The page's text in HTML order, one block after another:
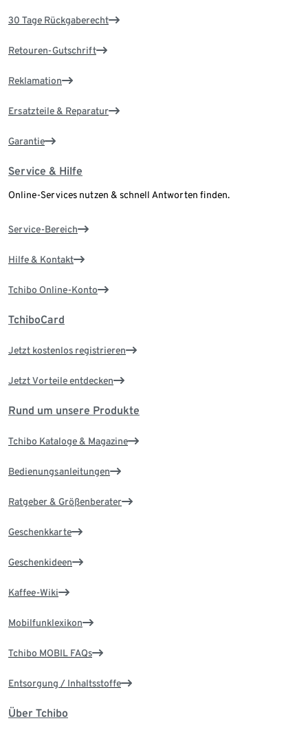
30 Tage Rückgaberecht
Retouren-Gutschrift
Reklamation
Ersatzteile & Reparatur
Garantie
Service & Hilfe
Online-Services nutzen & schnell Antworten finden.
Service-Bereich
Hilfe & Kontakt
Tchibo Online-Konto
TchiboCard
Jetzt kostenlos registrieren
Jetzt Vorteile entdecken
Rund um unsere Produkte
Tchibo Kataloge & Magazine
Bedienungsanleitungen
Ratgeber & Größenberater
Geschenkkarte
Geschenkideen
Kaffee-Wiki
Mobilfunklexikon
Tchibo MOBIL FAQs
Entsorgung / Inhaltsstoffe
Über Tchibo